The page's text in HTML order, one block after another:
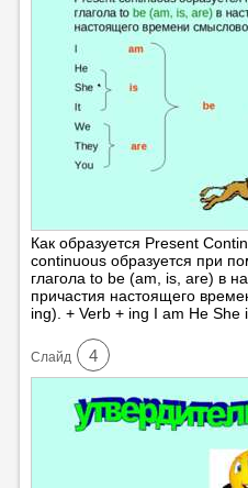
Как образуется Present
continuous образуется при
глагола to be (am, is, are) в
причастия настоящего
ing). + Verb + ing I am He She
Cлайд 4